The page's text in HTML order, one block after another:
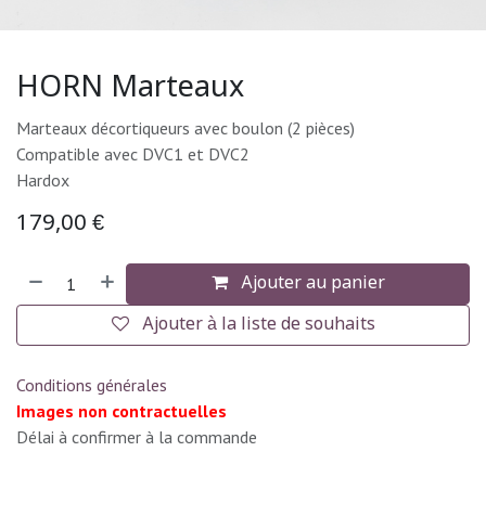
HORN Marteaux
Marteaux décortiqueurs avec boulon (2 pièces)
Compatible avec DVC1 et DVC2
Hardox
179,00 €
Ajouter au panier
Ajouter à la liste de souhaits
Conditions générales
Images non contractuelles
Délai à confirmer à la commande